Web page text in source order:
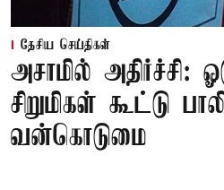
தேசிய செய்திகள்
அசாமில் அதிர்ச்சி:
சிறுமிகள் கூட்டு
வன்கொடுமை